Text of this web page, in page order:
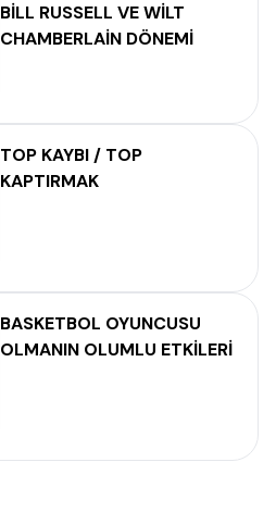
BİLL RUSSELL VE WİLT
CHAMBERLAİN DÖNEMİ
TOP KAYBI / TOP
KAPTIRMAK
BASKETBOL OYUNCUSU
OLMANIN OLUMLU ETKİLERİ